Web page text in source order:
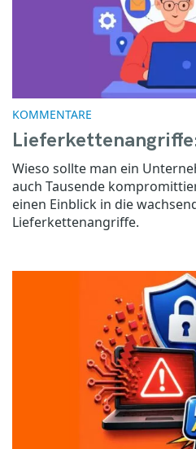
KOMMENTARE
Wieso sollte man ein
auch Tausende
einen Einblick in die
Lieferkettenangriffe.